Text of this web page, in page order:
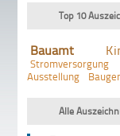
Top 10
Bauamt
Stromversorgung
Ausstellung
Alle